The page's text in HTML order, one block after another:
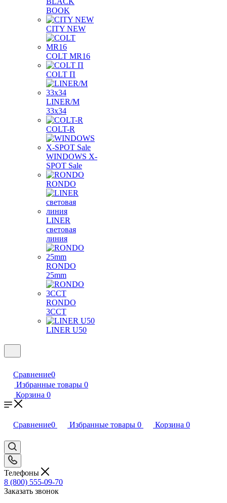
BOOK
CITY NEW
COLT MR16
COLT П
LINER/М
33х34
COLT-R
WINDOWS X-
SPOT Sale
RONDO
LINER
световая
линия
RONDO
25mm
RONDO
3CCT
LINER U50
Сравнение0
Избранные товары 0
Корзина 0
Сравнение0 Избранные товары 0 Корзина 0
Телефоны
8 (800) 555-09-70
Заказать звонок